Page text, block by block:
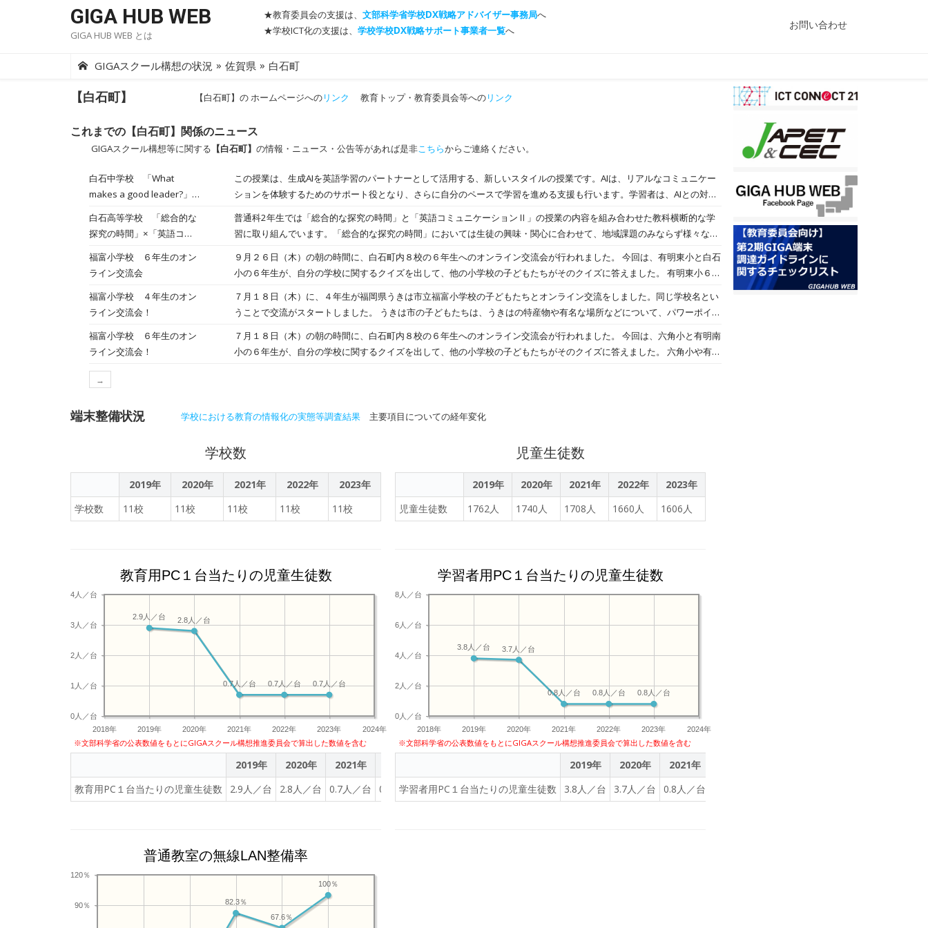
GIGA HUB WEB
GIGA HUB WEB とは
★教育委員会の支援は、 文部科学省学校DX戦略アドバイザー事務局へ
★学校ICT化の支援は、 学校学校DX戦略サポート事業者一覧へ お問い合わせ
GIGAスクール構想の状況 » 佐賀県 » 白石町
【白石町】 【白石町】の ホームページへのリンク 教育トップ・教育委員会等へのリンク
これまでの【白石町】関係のニュース
GIGAスクール構想等に関する 【白石町】 の情報・ニュース・公告等があれば是非こちらからご連絡ください。
白石中学校 「What
makes a good leader?」
この授業は、生成AIを英語学習のパートナーとして活用する、新しいスタイルの授業です。AIは、リアルなコミュニケー
ションを体験するためのサポート役となり、さらに自分のペースで学習を進める支援も行います。学習者は、AIとの対話
白石高等学校 「総合的な
探究の時間」×「英語コミ
機器を活用した教科横断的
学習
普通科2年生では「総合的な探究の時間」と「英語コミュニケーションⅡ」の授業の内容を組み合わせた教科横断的な学
習に取り組んでいます。「総合的な探究の時間」においては生徒の興味・関心に合わせて、地域課題のみならず様々な領
ます。生徒たちは各自の英語力に合わせてプレゼンテーション動画を作成したり、グループや学級全体で発表したりする
ことによって個別最適な学びと協働的な学びの一体化に挑戦しています。 タブレットPCを使ってグループ内で発表しま
す グループ代表は電子黒板を使って発表します オンライン英会話等で使うヘッドセット、タブレットPCを使ってナレー
ション付きのプレゼンテーション動画を作成します
福富小学校 ６年生のオン
ライン交流会
９月２６日（木）の朝の時間に、白石町内８校の６年生へのオンライン交流会が行われました。 今回は、有明東小と白石
小の６年生が、自分の学校に関するクイズを出して、他の小学校の子どもたちがそのクイズに答えました。 有明東小６年
た子どもたちでした。今後もオンラインで交流を進めていく予定です。
福富小学校 ４年生のオン
ライン交流会！
７月１８日（木）に、４年生が福岡県うきは市立福富小学校の子どもたちとオンライン交流をしました。同じ学校名とい
うことで交流がスタートしました。 うきは市の子どもたちは、うきはの特産物や有名な場所などについて、パワーポイン
会のダンス「ミックスナッツ」を踊ったりしました。子どもたちは、「とても楽しかった。」「また交流したい。」と思
ったようです。今後も交流が続くといいなと思います。
福富小学校 ６年生のオン
ライン交流会！
７月１８日（木）の朝の時間に、白石町内８校の６年生へのオンライン交流会が行われました。 今回は、六角小と有明南
小の６年生が、自分の学校に関するクイズを出して、他の小学校の子どもたちがそのクイズに答えました。 六角小や有明
→
端末整備状況 学校における教育の情報化の実態等調査結果 主要項目についての経年変化
学校数
2019年 2020年 2021年 2022年
2023年
学校数
11校 11校 11校 11校 11校
児童生徒数
2019年 2020年 2021年 2022年
2023年
児童生徒数
1762人 1740人 1708人 1660人 1606人
教育用PC１台当たりの児童生徒数
2018年 2019年 2020年 2021年 2022年 2023年 2024年
0人／台
1人／台
2人／台
3人／台
4人／台
0.7人／台
0.7人／台
0.7人／台
2.8人／台
2.9人／台
※文部科学省の公表数値をもとにGIGAスクール構想推進委員会で算出した数値を含む
2019年 2020年 2021年
教育用PC１台当たりの児童生徒数
2.9人／台 2.8人／台 0.7人／台 0.7人／台 0.7人／台
学習者用PC１台当たりの児童生徒数
2018年 2019年 2020年 2021年 2022年 2023年 2024年
0人／台
2人／台
4人／台
6人／台
8人／台
0.8人／台
0.8人／台
0.8人／台
3.7人／台
3.8人／台
※文部科学省の公表数値をもとにGIGAスクール構想推進委員会で算出した数値を含む
2019年 2020年 2021年
学習者用PC１台当たりの児童生徒数
3.8人／台 3.7人／台 0.8人／台
普通教室の無線LAN整備率
90％
120％
100％
67.6％
82.3％